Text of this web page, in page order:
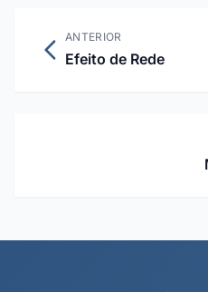
ANTERIOR
Efeito de Rede